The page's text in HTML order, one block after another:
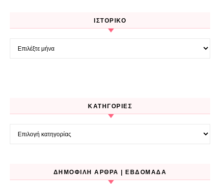
ΙΣΤΟΡΙΚΌ
Ιστορικό
KΑΤΗΓΟΡΊΕΣ
Kατηγορίες
ΔΗΜΟΦΙΛΉ ΆΡΘΡΑ | ΕΒΔΟΜΆΔΑ